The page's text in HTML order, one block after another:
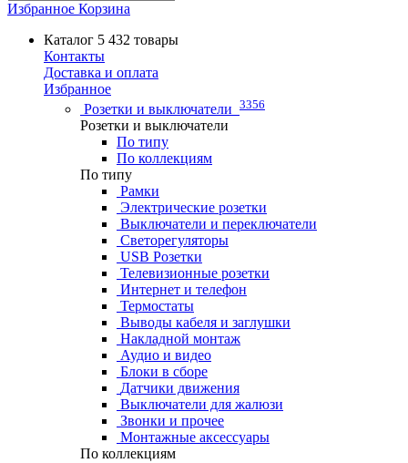
Избранное Корзина
Каталог 5 432 товары
Контакты
Доставка и оплата
Избранное
Розетки и выключатели 3356
Розетки и выключатели
По типу
По коллекциям
По типу
Рамки
Электрические розетки
Выключатели и переключатели
Светорегуляторы
USB Розетки
Телевизионные розетки
Интернет и телефон
Термостаты
Выводы кабеля и заглушки
Накладной монтаж
Аудио и видео
Блоки в сборе
Датчики движения
Выключатели для жалюзи
Звонки и прочее
Монтажные аксессуары
По коллекциям